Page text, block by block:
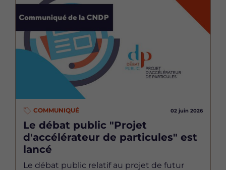
COMMUNIQUÉ 02 juin 2026
Le débat public "Projet
d'accélérateur de particules" est
lancé
Le débat public relatif au projet de futur